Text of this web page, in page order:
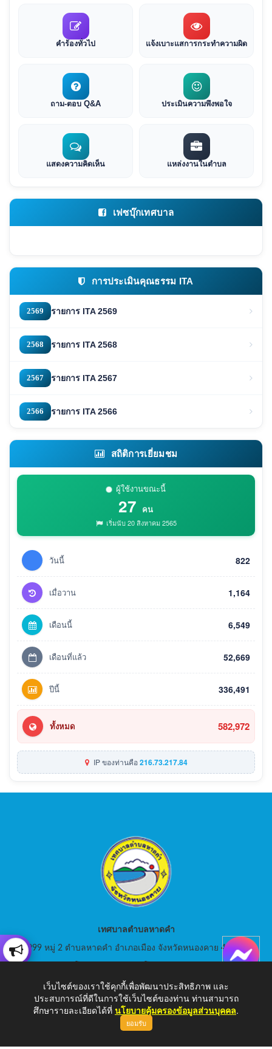
คำร้องทั่วไป แจ้งเบาะแสการกระทำความผิด
ถาม-ตอบ Q&A ประเมินความพึงพอใจ
แสดงความคิดเห็น แหล่งงานในตำบล
เฟซบุ๊กเทศบาล
การประเมินคุณธรรม ITA
2569 รายการ ITA 2569
2568 รายการ ITA 2568
2567 รายการ ITA 2567
2566 รายการ ITA 2566
สถิติการเยี่ยมชม
ผู้ใช้งานขณะนี้
27 คน
เริ่มนับ 20 สิงหาคม 2565
วันนี้ 822
เมื่อวาน 1,164
เดือนนี้ 6,549
เดือนที่แล้ว 52,669
ปีนี้ 336,491
ทั้งหมด 582,972
IP ของท่านคือ216.73.217.84
เทศบาลตำบลหาดคำ
999 หมู่ 2 ตำบลหาดคำ อำเภอเมือง จังหวัดหนองคาย 43000
E-Mail: saraban_05430105@dla.go.th
เว็บไซต์ของเราใช้คุกกี้เพื่อพัฒนาประสิทธิภาพ และ
ประสบการณ์ที่ดีในการใช้เว็บไซต์ของท่าน ท่านสามารถ
ศึกษารายละเอียดได้ที่ นโยบายคุ้มครองข้อมูลส่วนบุคคล.
ยอมรับ